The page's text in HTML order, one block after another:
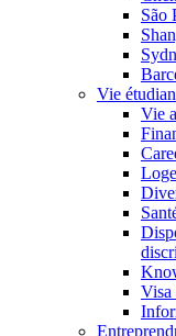
São
Vie
Vie
Visa